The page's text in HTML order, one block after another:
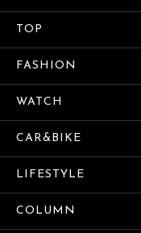
TOP
FASHION
WATCH
CAR&BIKE
LIFESTYLE
COLUMN